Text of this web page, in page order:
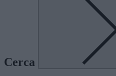
Cerca